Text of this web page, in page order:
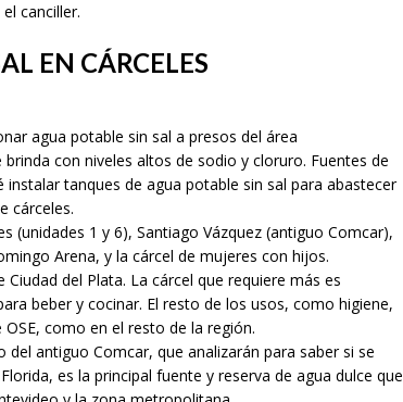
canciller.
EN CÁRCELES
agua potable sin sal a presos del área
con niveles altos de sodio y cloruro. Fuentes de
tanques de agua potable sin sal para abastecer
cárceles.
(unidades 1 y 6), Santiago Vázquez (antiguo Comcar),
Arena, y la cárcel de mujeres con hijos.
del Plata. La cárcel que requiere más es
beber y cocinar. El resto de los usos, como higiene,
como en el resto de la región.
antiguo Comcar, que analizarán para saber si se
es la principal fuente y reserva de agua dulce que